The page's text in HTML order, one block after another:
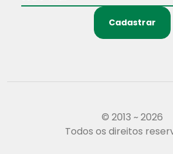
Cadastrar
© 2013 ~ 2026
Todos os direitos